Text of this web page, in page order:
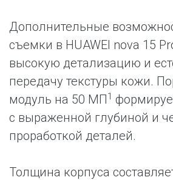
Дополнительные
съемки в HUAWEI nova 15
высокую детализацию и
передачу текстуры кожи.
модуль на 50 МП1
с выраженной глубиной и
проработкой деталей.
Толщина корпуса